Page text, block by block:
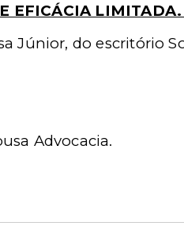
EFICÁCIA
Júnior, do escritório
Advocacia.